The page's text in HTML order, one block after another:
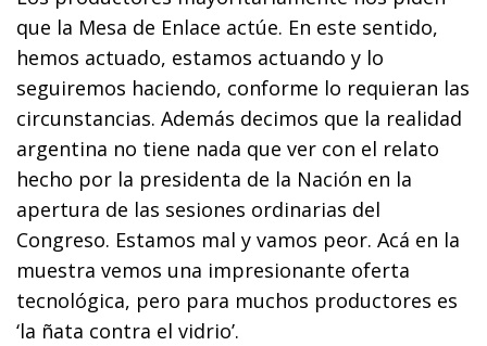
que la Mesa de Enlace actúe. En este sentido,
hemos actuado, estamos actuando y lo
seguiremos haciendo, conforme lo requieran las
circunstancias. Además decimos que la realidad
argentina no tiene nada que ver con el relato
hecho por la presidenta de la Nación en la
apertura de las sesiones ordinarias del
Congreso. Estamos mal y vamos peor. Acá en la
muestra vemos una impresionante oferta
tecnológica, pero para muchos productores es
‘la ñata contra el vidrio’.